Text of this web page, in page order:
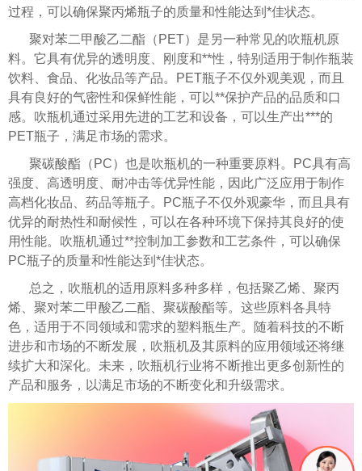
过程，可以确保聚丙烯瓶子的质量和性能达到*佳状态。
聚对苯二甲酸乙二酯（PET）是另一种常见的吹瓶机原
料。它具有优异的透明度、刚度和**性，特别适用于制作瓶装
饮料、食品、化妆品等产品。PET瓶子不仅外观美观，而且
具有良好的气密性和保鲜性能，可以**保护产品的品质和口
感。吹瓶机通过采用先进的工艺和设备，可以生产出***的
PET瓶子，满足市场的需求。
聚碳酸酯（PC）也是吹瓶机的一种重要原料。PC具有高
强度、高透明度、耐冲击等优异性能，因此广泛应用于制作
高档化妆品、药品等瓶子。PC瓶子不仅外观豪华，而且具有
优异的耐热性和耐候性，可以在各种环境下保持其良好的使
用性能。吹瓶机通过**控制加工参数和工艺条件，可以确保
PC瓶子的质量和性能达到*佳状态。
总之，吹瓶机的适用原料多种多样，包括聚乙烯、聚丙
烯、聚对苯二甲酸乙二酯、聚碳酸酯等。这些原料各具特
色，适用于不同领域和需求的塑料瓶生产。随着科技的不断
进步和市场的不断发展，吹瓶机及其原料的应用领域还将继
续扩大和深化。未来，吹瓶机行业将不断推出更多创新性的
产品和服务，以满足市场的不断变化和升级需求。